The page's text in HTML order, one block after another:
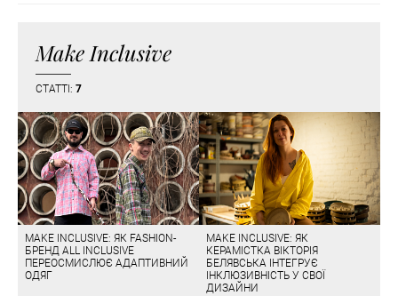
Make Inclusive
СТАТТІ: 7
MAKE INCLUSIVE: ЯК FASHION-
БРЕНД ALL INCLUSIVE
ПЕРЕОСМИСЛЮЄ АДАПТИВНИЙ
ОДЯГ
MAKE INCLUSIVE: ЯК
КЕРАМІСТКА ВІКТОРІЯ
БЕЛЯВСЬКА ІНТЕГРУЄ
ІНКЛЮЗИВНІСТЬ У СВОЇ
ДИЗАЙНИ